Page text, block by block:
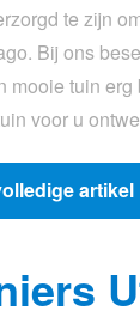
te zijn
Bij ons
mooie tuin
voor u
artikel